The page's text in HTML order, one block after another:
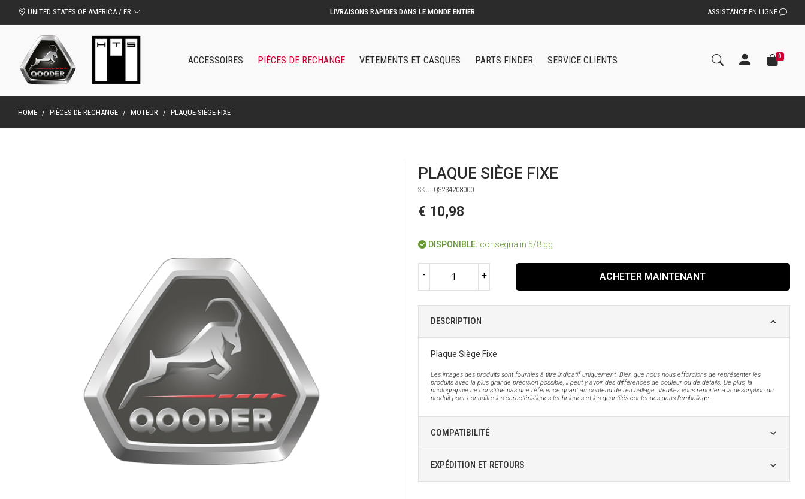
UNITED STATES OF AMERICA / FR ASSISTANCE EN LIGNE
ACCESSOIRES PIÈCES DE RECHANGE VÊTEMENTS ET CASQUES PARTS FINDER SERVICE CLIENTS 0
HOME / PIÈCES DE RECHANGE / MOTEUR / PLAQUE SIÈGE FIXE
PLAQUE SIÈGE FIXE
SKU: QS234208000
€ 10,98
DISPONIBLE: consegna in 5/8 gg
- + ACHETER MAINTENANT
DESCRIPTION
Plaque Siège Fixe
Les images des produits sont fournies à titre indicatif uniquement. Bien que nous nous efforcions de représenter les
produits avec la plus grande précision possible, il peut y avoir des différences de couleur ou de détails. De plus, la
photographie ne constitue pas une référence quant au contenu de l'emballage. Veuillez vous reporter à la description du
produit pour connaître les caractéristiques techniques et les quantités contenues dans l'emballage.
COMPATIBILITÉ
EXPÉDITION ET RETOURS